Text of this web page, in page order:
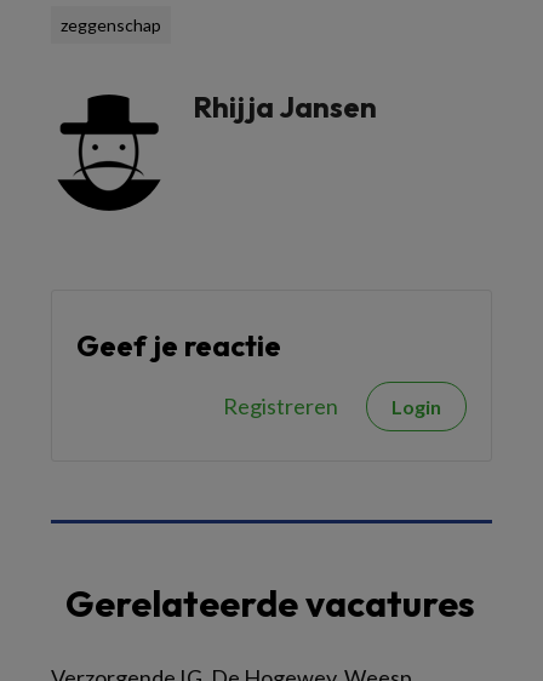
zeggenschap
Rhijja Jansen
Geef je reactie
Registreren Login
Gerelateerde vacatures